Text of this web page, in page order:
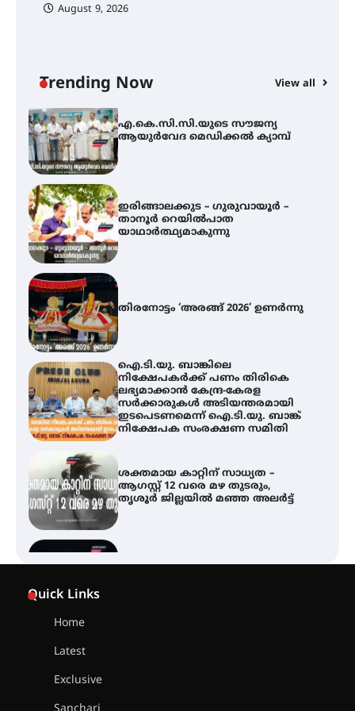
August 9, 2026
Trending Now View all
ഇരിങ്ങാലക്കുട – ഗുരുവായൂർ –
താനൂർ റെയിൽപാത
യാഥാർത്ഥ്യമാകുന്നു
തിരനോട്ടം ‘അരങ്ങ് 2026’ ഉണർന്നു
ഐ.ടി.യു. ബാങ്കിലെ
നിക്ഷേപകർക്ക് പണം തിരികെ
ലഭ്യമാക്കാൻ കേന്ദ്ര-കേരള
സർക്കാരുകൾ അടിയന്തരമായി
ഇടപെടണമെന്ന് ഐ.ടി.യു. ബാങ്ക്
ശക്തമായ കാറ്റിന് സാധ്യത –
ആഗസ്റ്റ് 12 വരെ മഴ തുടരും,
തൃശൂർ ജില്ലയിൽ മഞ്ഞ അലർട്ട്
അരങ്ങ് 2026-ന്
സാംസ്കാരികപ്പൊലിമയോടെ
സമാപനം
Quick Links
Home
Latest
Exclusive